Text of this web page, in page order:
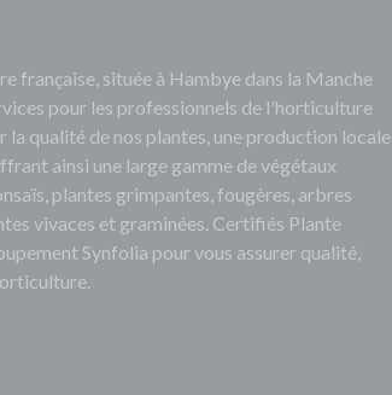
française, située à Hambye dans la Manche
pour les professionnels de l'horticulture
la qualité de nos plantes, une production locale
ainsi une large gamme de végétaux
plantes grimpantes, fougères, arbres
vivaces et graminées. Certifiés Plante
Synfolia pour vous assurer qualité,